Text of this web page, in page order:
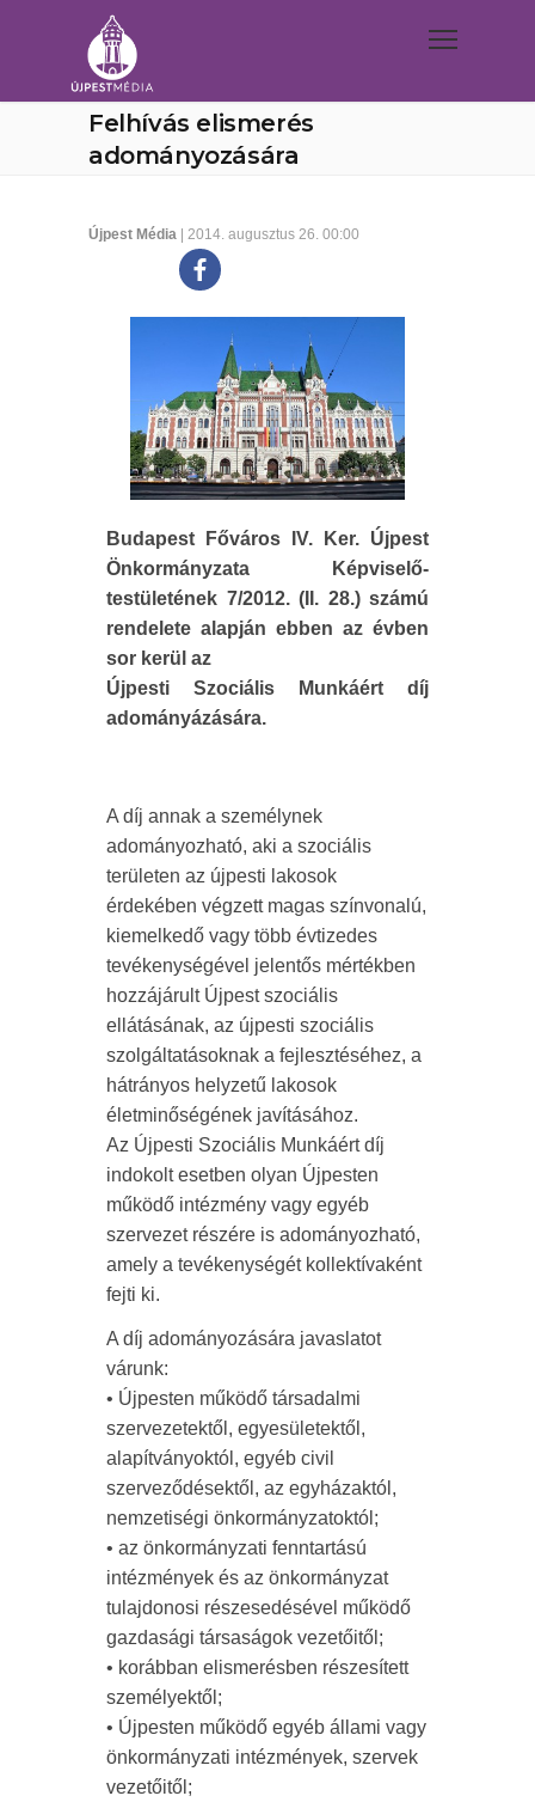
Felhívás elismerés
adományozására
Újpest Média | 2014. augusztus 26. 00:00
Budapest Főváros IV. Ker. Újpest
Önkormányzata Képviselő-
testületének 7/2012. (II. 28.) számú
rendelete alapján ebben az évben
sor kerül az
Újpesti Szociális Munkáért díj
adományázására.
A díj annak a személynek
adományozható, aki a szociális
területen az újpesti lakosok
érdekében végzett magas színvonalú,
kiemelkedő vagy több évtizedes
tevékenységével jelentős mértékben
hozzájárult Újpest szociális
ellátásának, az újpesti szociális
szolgáltatásoknak a fejlesztéséhez, a
hátrányos helyzetű lakosok
életminőségének javításához.
Az Újpesti Szociális Munkáért díj
indokolt esetben olyan Újpesten
működő intézmény vagy egyéb
szervezet részére is adományozható,
amely a tevékenységét kollektívaként
fejti ki.
A díj adományozására javaslatot
várunk:
• Újpesten működő társadalmi
szervezetektől, egyesületektől,
alapítványoktól, egyéb civil
szerveződésektől, az egyházaktól,
nemzetiségi önkormányzatoktól;
• az önkormányzati fenntartású
intézmények és az önkormányzat
tulajdonosi részesedésével működő
gazdasági társaságok vezetőitől;
• korábban elismerésben részesített
személyektől;
• Újpesten működő egyéb állami vagy
önkormányzati intézmények, szervek
vezetőitől;